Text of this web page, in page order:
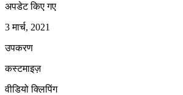
अपडेट किए गए
3 मार्च, 2021
उपकरण
कस्टमाइज़
वीडियो क्लिपिंग